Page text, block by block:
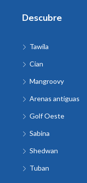
Descubre
Tawila
Cian
Mangroovy
Arenas antiguas
Golf Oeste
Sabina
Shedwan
Tuban